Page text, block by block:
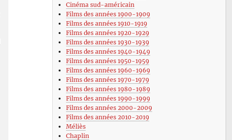
Cinéma sud-américain
Films des années 1900-1909
Films des années 1910-1919
Films des années 1920-1929
Films des années 1930-1939
Films des années 1940-1949
Films des années 1950-1959
Films des années 1960-1969
Films des années 1970-1979
Films des années 1980-1989
Films des années 1990-1999
Films des années 2000-2009
Films des années 2010-2019
Méliès
Chaplin